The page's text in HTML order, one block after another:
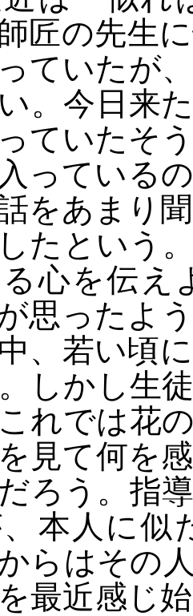
匠の先生
ていたが
。今日来
ていたそ
っている
をあまり
たという
心を伝え
思ったよ
、若い頃
しかし生
れでは花
見て何を
ろう。指
本人に似
らはその
最近感じ